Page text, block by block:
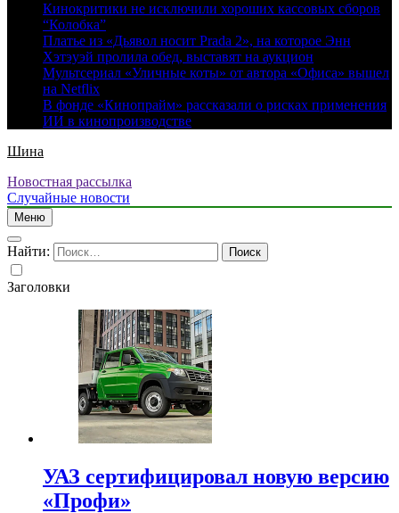
Кинокритики не исключили хороших кассовых сборов
“Колобка”
Платье из «Дьявол носит Prada 2», на которое Энн
Хэтэуэй пролила обед, выставят на аукцион
Мультсериал «Уличные коты» от автора «Офиса» вышел
на Netflix
В фонде «Кинопрайм» рассказали о рисках применения
ИИ в кинопроизводстве
Шина
Новостная рассылка
Случайные новости
Меню
Найти:
Заголовки
УАЗ сертифицировал новую версию
«Профи»